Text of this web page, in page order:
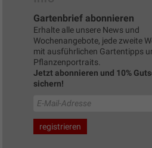
Gartenbrief abonnieren
Erhalte alle unsere News und
Wochenangebote, jede zweite
mit ausführlichen Gartentipps
Pflanzenportraits.
Jetzt abonnieren und 10%
sichern!